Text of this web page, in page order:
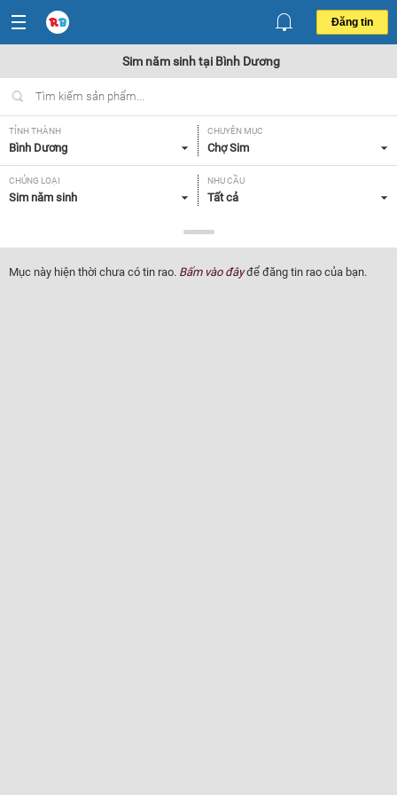
Đăng tin
Sim năm sinh tại Bình Dương
TỈNH THÀNH
Bình Dương
CHUYÊN MỤC
Chợ Sim
CHỦNG LOẠI
Sim năm sinh
NHU CẦU
Tất cả
Tất cả
Mục này hiện thời chưa có tin rao. Bấm vào đâyđể đăng tin rao của bạn.